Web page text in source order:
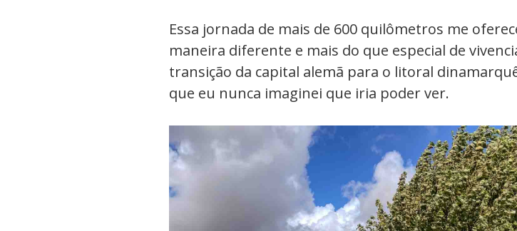
Essa jornada de mais de 600 quilômetros me
maneira diferente e mais do que especial de
transição da capital alemã para o litoral
que eu nunca imaginei que iria poder ver.